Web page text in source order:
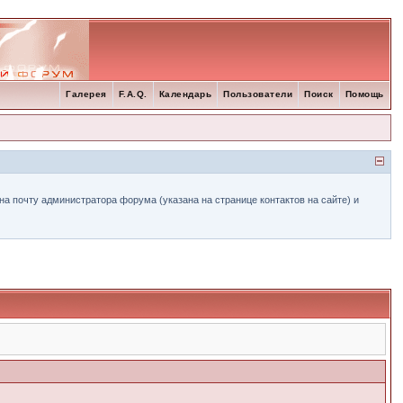
Помощь
Поиск
Пользователи
Календарь
F.A.Q.
Галерея
администратора форума (указана на странице контактов на сайте) и